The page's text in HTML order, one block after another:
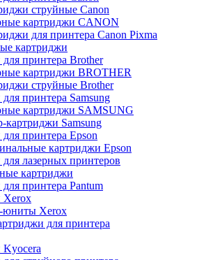
струйные Canon
картриджи CANON
для принтера Canon Pixma
картриджи
принтера Brother
картриджи BROTHER
струйные Brother
принтера Samsung
картриджи SAMSUNG
картриджи Samsung
принтера Epson
картриджи Epson
лазерных принтеров
картриджи
принтера Pantum
Xerox
юниты Xerox
для принтера